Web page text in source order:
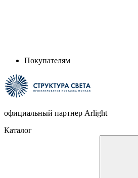
Покупателям
официальный партнер Arlight
Каталог